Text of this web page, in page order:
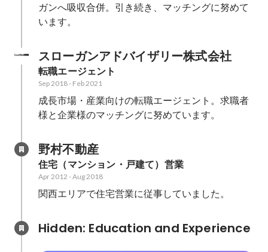
ガンへ吸収合併。引き続き、マッチングに努めて
います。
スローガンアドバイザリー株式会社
転職エージェント
Sep 2018- Feb 2021
成長市場・産業向けの転職エージェント。求職者
様と企業様のマッチングに努めています。
野村不動産
住宅（マンション・戸建て）営業
Apr 2012 -Aug 2018
関西エリアで住宅営業に従事していました。